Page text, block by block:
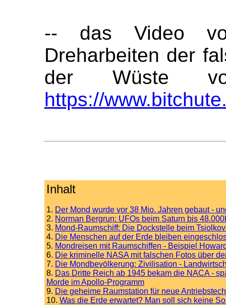
-- das Video
Dreharbeiten der
der Wüste
https://
Inhalt
1. Der Mond wurde vor 38 Mio. Jahren gebaut -
2. Norman Bergrun: UFOs beim Saturn bis
3. Mond-Raumschiff: Die Dockstelle beim
4. Die Menschen auf der Erde bleiben
5. Mondreisen mit Raumschiffen - Beispiel
6. Die kriminelle NASA mit falschen Fotos über
7. Die Mondbevölkerung: Zivilisation -
8. Das Dritte Reich ab 1945 bekam die NACA -
Morde im Apollo-Programm
9. Die geheime Raumstation für neue
10. Was die Erde erwartet? Man soll sich keine